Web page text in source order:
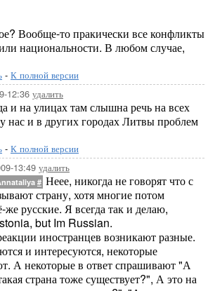
Вообще-то пракически все конфликты
национальности. В любом случае,
- К полной версии
12:36 удалить
и на улицах там слышна речь на всех
нас и в других городах Литвы проблем
- К полной версии
13:49 удалить
# Неее, никогда не говорят что с
страну, хотя многие потом
же русские. Я всегда так и делаю,
but Im Russian.
иностранцев возникают разные.
и интересуются, некоторые
А некоторые в ответ спрашивают "А
страна тоже существует?", А это на